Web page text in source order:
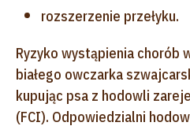
rozszerzenie przełyku.
Ryzyko wystąpienia chorób
białego owczarka
kupując psa z hodowli
(FCI). Odpowiedzialni